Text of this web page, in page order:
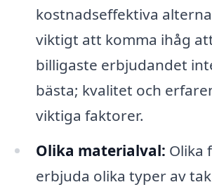
kostnadseffektiva
viktigt att komma ihåg
billigaste erbjudandet
bästa; kvalitet och
viktiga faktorer.
Olika materialval: Olika
erbjuda olika typer av